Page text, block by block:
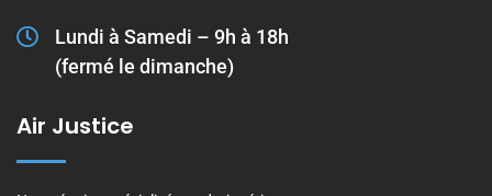
Lundi à Samedi – 9h à 18h
(fermé le dimanche)
Air Justice